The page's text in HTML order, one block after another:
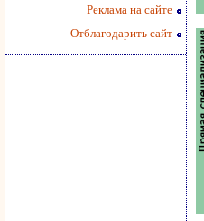
Реклама на сайте
Отблагодарить сайт